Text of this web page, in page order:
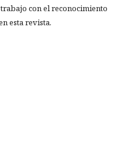
con el reconocimiento
esta revista.